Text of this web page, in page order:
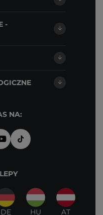
-
NA:
DE HU AT